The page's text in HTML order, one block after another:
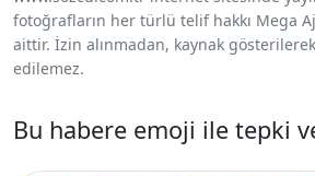
fotoğrafların her türlü telif hakkı Mega
aittir. İzin alınmadan, kaynak
edilemez.
Bu habere emoji ile tepki